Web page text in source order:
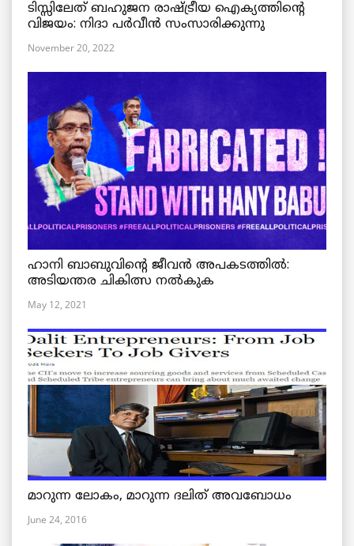
ടിസ്സിലേത് ബഹുജന രാഷ്ട്രീയ ഐക്യത്തിന്റെ
വിജയം: നിദാ പർവീൻ സംസാരിക്കുന്നു
November 20, 2022
ഹാനി ബാബുവിന്റെ ജീവൻ അപകടത്തിൽ:
അടിയന്തര ചികിത്സ നൽകുക
May 12, 2021
മാറുന്ന ലോകം, മാറുന്ന ദലിത് അവബോധം
June 24, 2016